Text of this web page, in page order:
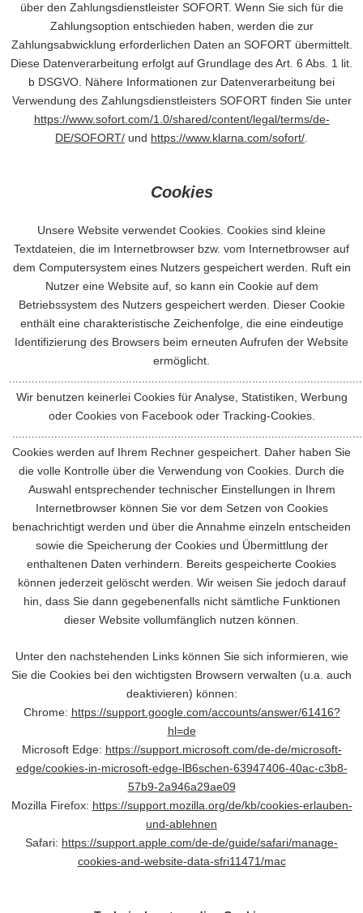
über den Zahlungsdienstleister SOFORT. Wenn Sie sich für die
Zahlungsoption entschieden haben, werden die zur
Zahlungsabwicklung erforderlichen Daten an SOFORT übermittelt.
Diese Datenverarbeitung erfolgt auf Grundlage des Art. 6 Abs. 1 lit.
b DSGVO. Nähere Informationen zur Datenverarbeitung bei
Verwendung des Zahlungsdienstleisters SOFORT finden Sie unter
https://www.sofort.com/1.0/shared/content/legal/terms/de-
DE/SOFORT/ und https://www.klarna.com/sofort/
Cookies
Unsere Website verwendet Cookies. Cookies sind kleine
Textdateien, die im Internetbrowser bzw. vom Internetbrowser auf
dem Computersystem eines Nutzers gespeichert werden. Ruft ein
Nutzer eine Website auf, so kann ein Cookie auf dem
Betriebssystem des Nutzers gespeichert werden. Dieser Cookie
enthält eine charakteristische Zeichenfolge, die eine eindeutige
Identifizierung des Browsers beim erneuten Aufrufen der Website
ermöglicht.
Wir benutzen keinerlei Cookies für Analyse, Statistiken, Werbung
oder Cookies von Facebook oder Tracking-Cookies.
Cookies werden auf Ihrem Rechner gespeichert. Daher haben Sie
die volle Kontrolle über die Verwendung von Cookies. Durch die
Auswahl entsprechender technischer Einstellungen in Ihrem
Internetbrowser können Sie vor dem Setzen von Cookies
benachrichtigt werden und über die Annahme einzeln entscheiden
sowie die Speicherung der Cookies und Übermittlung der
enthaltenen Daten verhindern. Bereits gespeicherte Cookies
können jederzeit gelöscht werden. Wir weisen Sie jedoch darauf
hin, dass Sie dann gegebenenfalls nicht sämtliche Funktionen
dieser Website vollumfänglich nutzen können.
Unter den nachstehenden Links können Sie sich informieren, wie
Sie die Cookies bei den wichtigsten Browsern verwalten (u.a. auch
deaktivieren) können:
Chrome: https://support.google.com/accounts/answer/61416?
hl=de
Microsoft Edge: https://support.microsoft.com/de-de/microsoft-
edge/cookies-in-microsoft-edge-lB6schen-63947406-40ac-c3b8-
57b9-2a946a29ae09
Mozilla Firefox: https://support.mozilla.org/de/kb/cookies-erlauben-
und-ablehnen
Safari: https://support.apple.com/de-de/guide/safari/manage-
cookies-and-website-data-sfri11471/mac